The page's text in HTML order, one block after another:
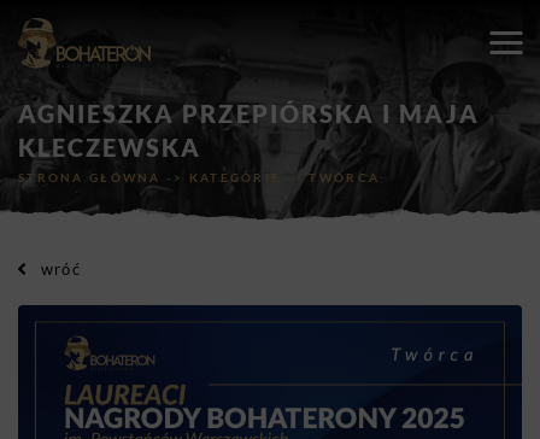
AGNIESZKA PRZEPIÓRSKA I MAJA
KLECZEWSKA
STRONA GŁÓWNA -> KATEGORIE ->TWÓRCA
wróć